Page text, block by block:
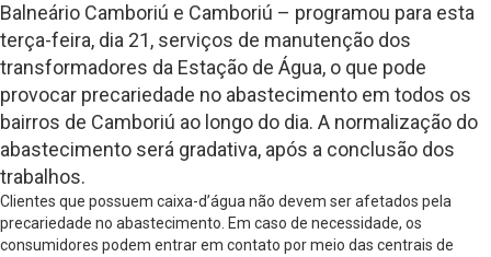
Balneário Camboriú e Camboriú – programou para esta
terça-feira, dia 21, serviços de manutenção dos
transformadores da Estação de Água, o que pode
provocar precariedade no abastecimento em todos os
bairros de Camboriú ao longo do dia. A normalização do
abastecimento será gradativa, após a conclusão dos
trabalhos.
Clientes que possuem caixa-d’água não devem ser afetados pela
precariedade no abastecimento. Em caso de necessidade, os
consumidores podem entrar em contato por meio das centrais de